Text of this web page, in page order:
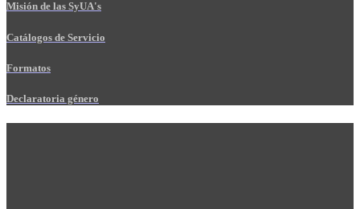
Misión de las SyUA's
Catálogos de Servicio
Formatos
Declaratoria género